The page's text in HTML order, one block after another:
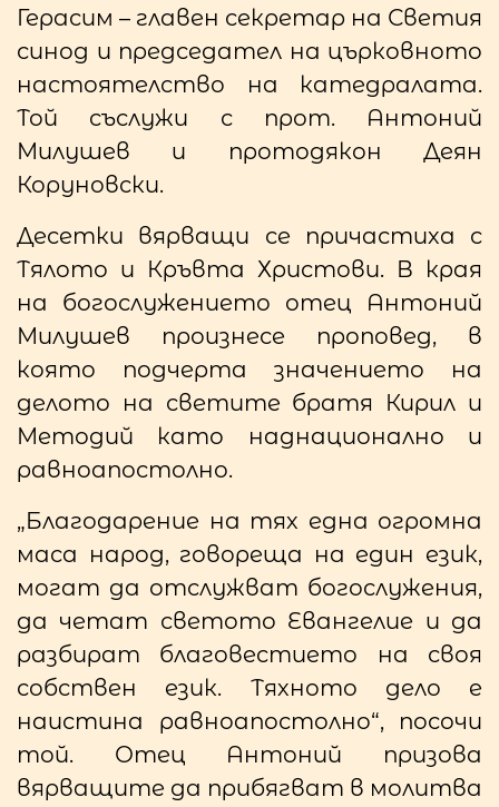
Герасим – главен секретар на Светия
синод и председател на църковното
настоятелство на катедралата.
Той съслужи с прот. Антоний
Милушев и протодякон Деян
Коруновски.
Десетки вярващи се причастиха с
Тялото и Кръвта Христови. В края
на богослужението отец Антоний
Милушев произнесе проповед, в
която подчерта значението на
делото на светите братя Кирил и
Методий като наднационално и
равноапостолно.
„Благодарение на тях една огромна
маса народ, говореща на един език,
могат да отслужват богослужения,
да четат светото Евангелие и да
разбират благовестието на своя
собствен език. Тяхното дело е
наистина равноапостолно“, посочи
той. Отец Антоний призова
вярващите да прибягват в молитва